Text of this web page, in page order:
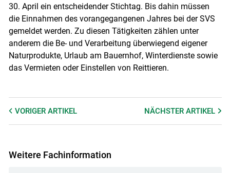
30. April ein entscheidender Stichtag. Bis dahin müssen
die Einnahmen des vorangegangenen Jahres bei der SVS
gemeldet werden. Zu diesen Tätigkeiten zählen unter
anderem die Be- und Verarbeitung überwiegend eigener
Naturprodukte, Urlaub am Bauernhof, Winterdienste sowie
das Vermieten oder Einstellen von Reittieren.
VORIGER ARTIKEL NÄCHSTERARTIKEL
Weitere Fachinformation